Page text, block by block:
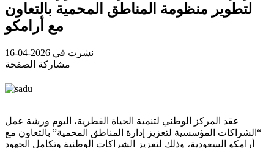
لتطوير منظومة المناطق المحمية بالتعاون
مع أرامكو
نشرت في 2026-04-16
مشاركة الصفحة
عقد المركز الوطني لتنمية الحياة الفطرية، اليوم ورشة عمل
“الشراكات المؤسسية لتعزيز إدارة المناطق المحمية” بالتعاون مع
أرامكو السعودية، وذلك لتعزيز الشراكات الوطنية وتكامل الجهود